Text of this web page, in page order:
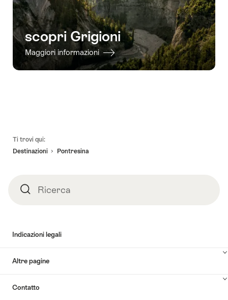
scopri Grigioni
Maggiori informazioni
Ti trovi qui:
Destinazioni
Pontresina
RicercaRicerca
Indicazioni legali
Altre pagine
Contatto